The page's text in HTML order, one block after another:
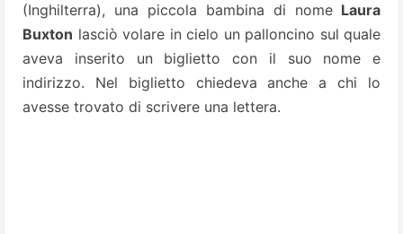
(Inghilterra), una piccola bambina di nome Laura
Buxton lasciò volare in cielo un palloncino sul quale
aveva inserito un biglietto con il suo nome e
indirizzo. Nel biglietto chiedeva anche a chi lo
avesse trovato di scrivere una lettera.